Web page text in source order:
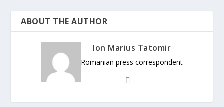
ABOUT THE AUTHOR
Ion Marius Tatomir
Romanian press correspondent